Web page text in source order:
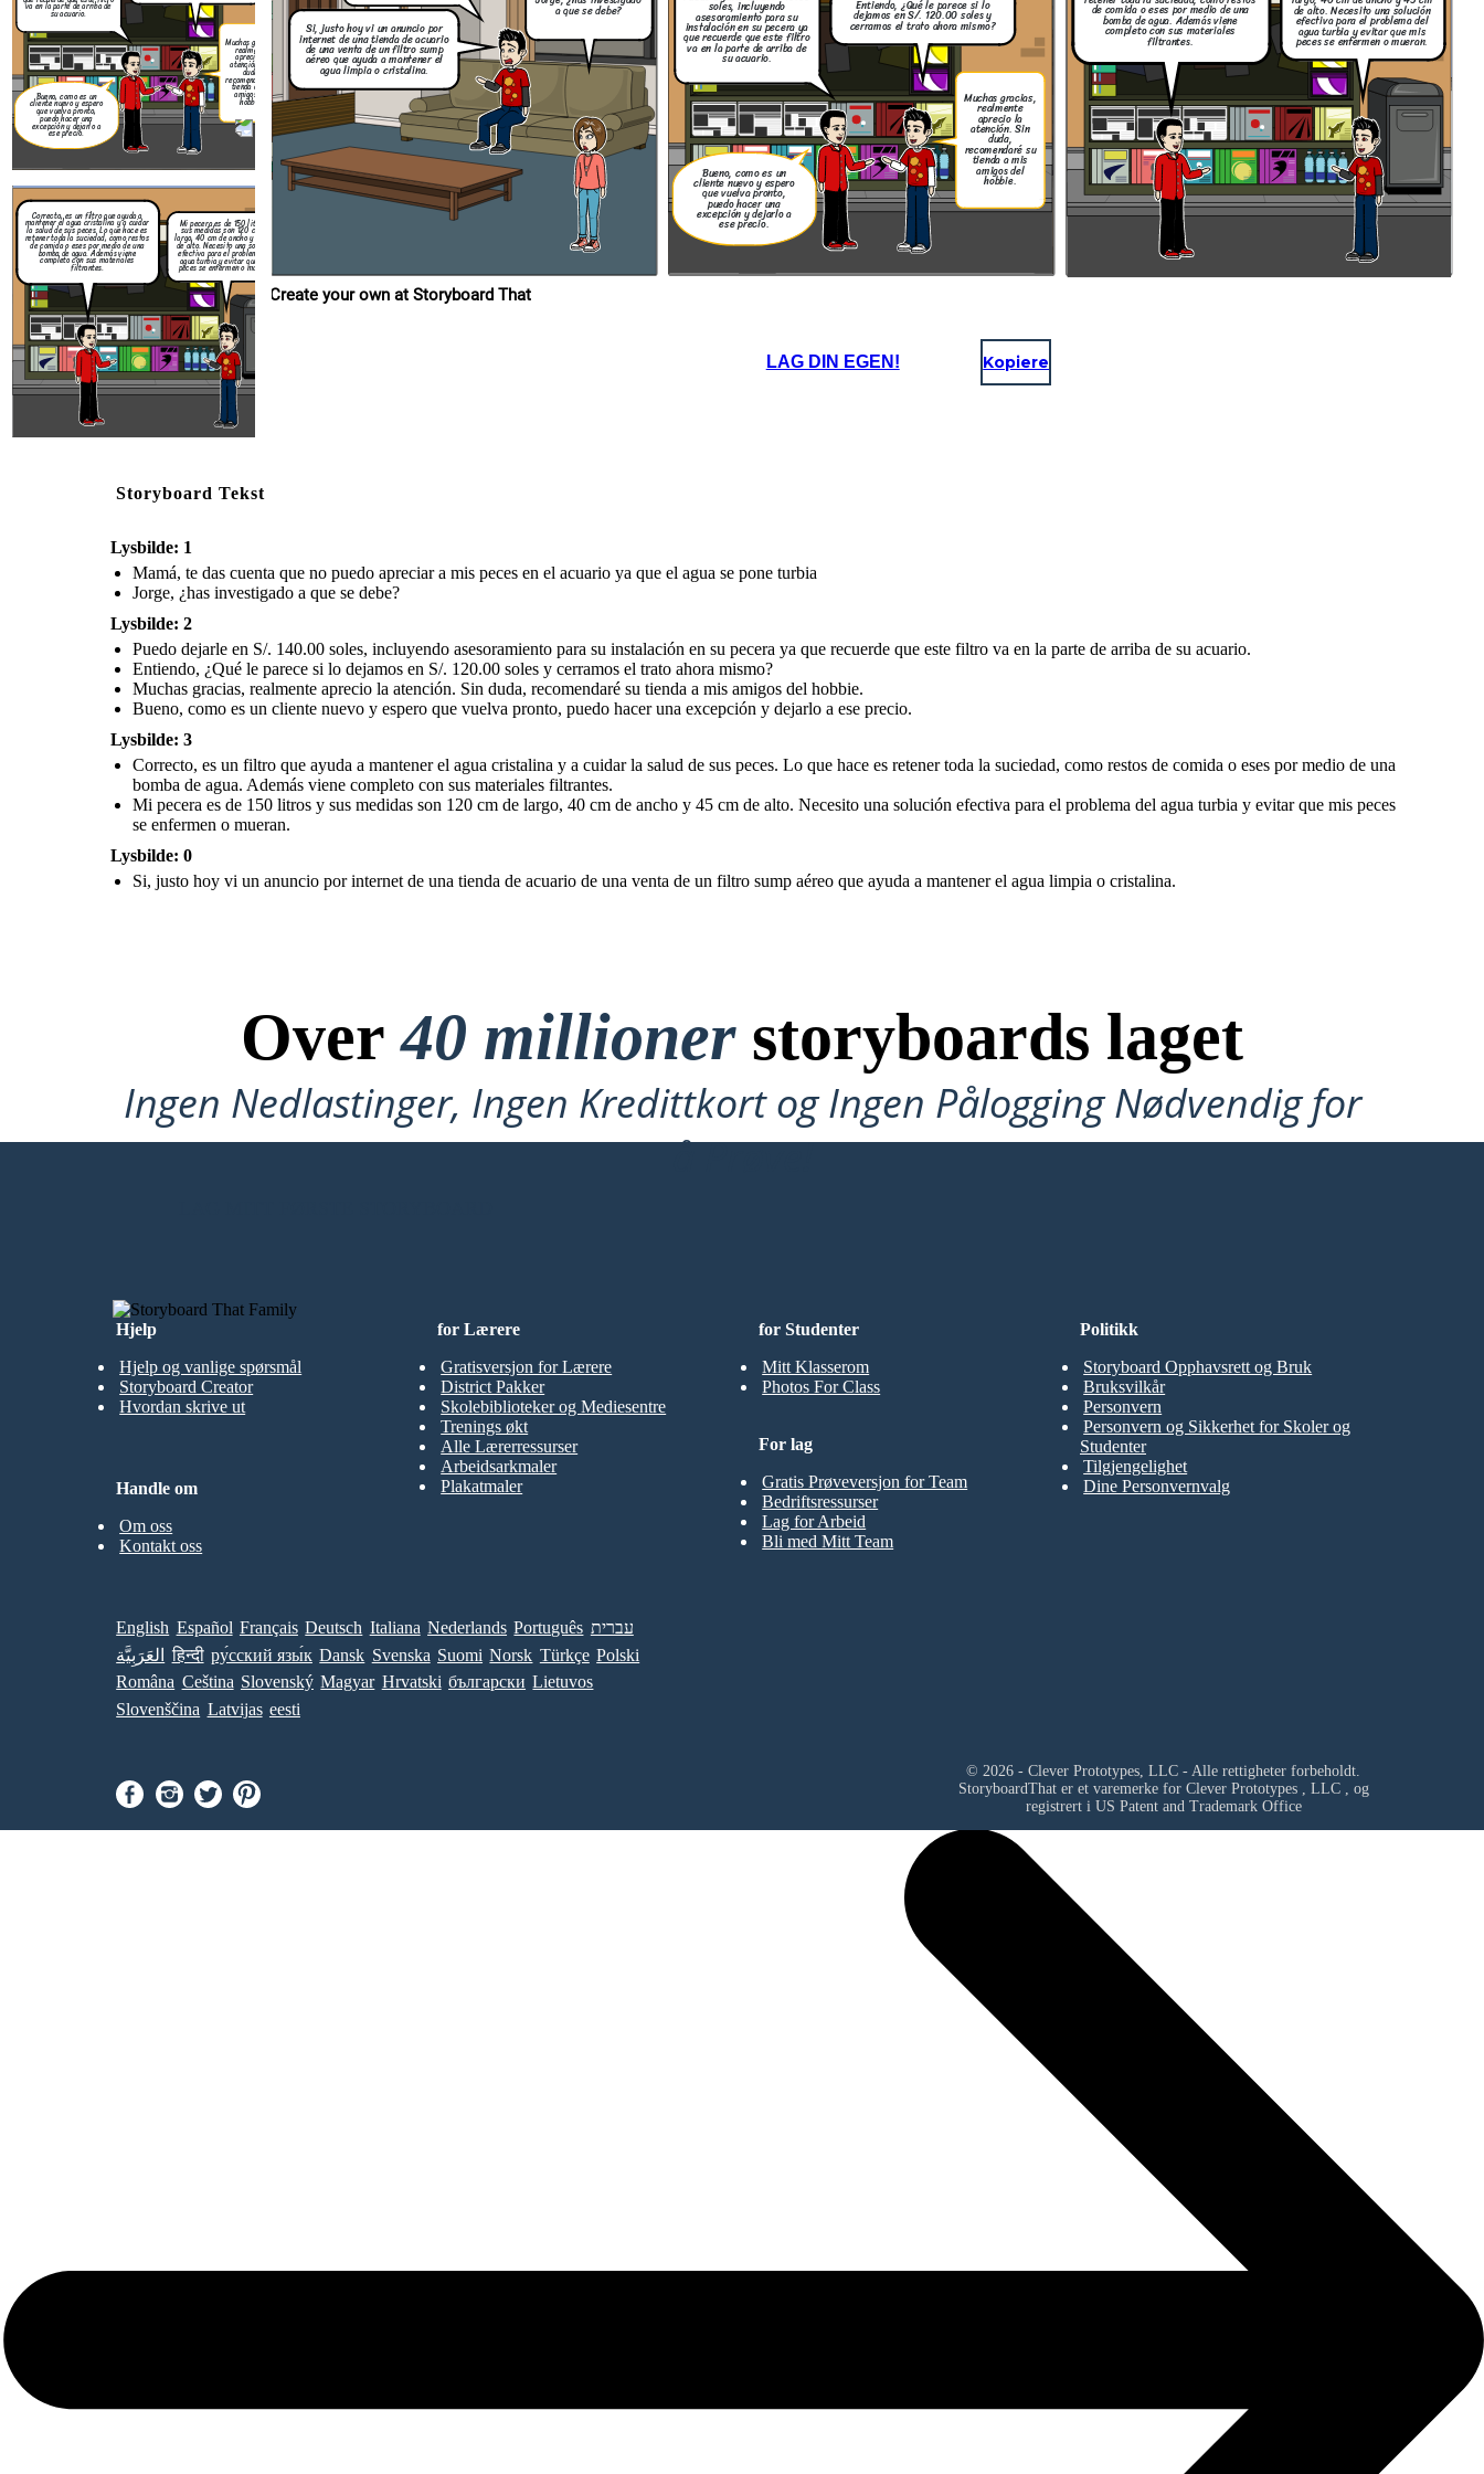
va en la parte de arriba de
su acuario.
Bueno, como es un
cliente nuevo y espero
que vuelva pronto,
puedo hacer una
excepción y dejarlo a
ese precio.
Muchas gracias,
realmente
aprecio la
atención. Sin
duda,
recomendaré su
tienda a mis
amigos del
hobbie.
Correcto, es un filtro que ayuda a
mantener el agua cristalina y a cuidar
la salud de sus peces. Lo que hace es
retener toda la suciedad, como restos
de comida o eses por medio de una
bomba de agua. Además viene
completo con sus materiales
filtrantes.
Mi pecera es de 150 litros y
sus medidas son 120 cm de
largo, 40 cm de ancho y 45 cm
de alto. Necesito una solución
efectiva para el problema del
agua turbia y evitar que mis
peces se enfermen o mueran.
Create your own at Storyboard That
de comida o eses por medio de una
bomba de agua. Además viene
completo con sus materiales
filtrantes.
a que se debe?
Si, justo hoy vi un anuncio por
internet de una tienda de acuario
de una venta de un filtro sump
aéreo que ayuda a mantener el
agua limpia o cristalina.
de alto. Necesito una solución
efectiva para el problema del
agua turbia y evitar que mis
peces se enfermen o mueran.
Entiendo, ¿Qué le parece si lo
dejamos en S/. 120.00 soles y
cerramos el trato ahora mismo?
soles, incluyendo
asesoramiento para su
instalación en su pecera ya
que recuerde que este filtro
va en la parte de arriba de
su acuario.
Bueno, como es un
cliente nuevo y espero
que vuelva pronto,
puedo hacer una
excepción y dejarlo a
ese precio.
Muchas gracias,
realmente
aprecio la
atención. Sin
duda,
recomendaré su
tienda a mis
amigos del
hobbie.
LAG DIN EGEN! Kopiere
Storyboard Tekst
Lysbilde: 1
Mamá, te das cuenta que no puedo apreciar a mis peces en el acuario ya que el agua se pone turbia
Jorge, ¿has investigado a que se debe?
Lysbilde: 2
Puedo dejarle en S/. 140.00 soles, incluyendo asesoramiento para su instalación en su pecera ya que recuerde que este filtro va en la parte de arriba de su acuario.
Entiendo, ¿Qué le parece si lo dejamos en S/. 120.00 soles y cerramos el trato ahora mismo?
Muchas gracias, realmente aprecio la atención. Sin duda, recomendaré su tienda a mis amigos del hobbie.
Bueno, como es un cliente nuevo y espero que vuelva pronto, puedo hacer una excepción y dejarlo a ese precio.
Lysbilde: 3
Correcto, es un filtro que ayuda a mantener el agua cristalina y a cuidar la salud de sus peces. Lo que hace es retener toda la suciedad, como restos de comida o eses por medio de una
bomba de agua. Además viene completo con sus materiales filtrantes.
Mi pecera es de 150 litros y sus medidas son 120 cm de largo, 40 cm de ancho y 45 cm de alto. Necesito una solución efectiva para el problema del agua turbia y evitar que mis peces
se enfermen o mueran.
Lysbilde: 0
Si, justo hoy vi un anuncio por internet de una tienda de acuario de una venta de un filtro sump aéreo que ayuda a mantener el agua limpia o cristalina.
Over40 millionerstoryboards laget
Ingen Nedlastinger, Ingen Kredittkort og Ingen Pålogging Nødvendig for
å Prøve!
Hjelp
Hjelp og vanlige spørsmål
Storyboard Creator
Hvordan skrive ut
for Studenter
Mitt Klasserom
Photos For Class
for Lærere
Gratisversjon for Lærere
District Pakker
Skolebiblioteker og Mediesentre
Trenings økt
Alle Lærerressurser
Arbeidsarkmaler
Plakatmaler
For lag
Gratis Prøveversjon for Team
Bedriftsressurser
Lag for Arbeid
Bli med Mitt Team
Handle om
Om oss
Kontakt oss
Politikk
Storyboard Opphavsrett og Bruk
Bruksvilkår
Personvern
Personvern og Sikkerhet for Skoler og
Studenter
Tilgjengelighet
Dine Personvernvalg
English Español Français Deutsch Italiana Nederlands Português עברית
العَرَبِيَّة
हिन्दी ру́сский язы́к Dansk Svenska Suomi Norsk Türkçe Polski
Româna Ceština Slovenský Magyar Hrvatski български Lietuvos
Slovenščina Latvijas eesti
© 2026 - Clever Prototypes, LLC - Alle rettigheter forbeholdt.
StoryboardThat er et varemerke for Clever Prototypes , LLC, og
registrert i US Patent and Trademark Office